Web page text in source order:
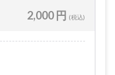
2,000 円 (税込)